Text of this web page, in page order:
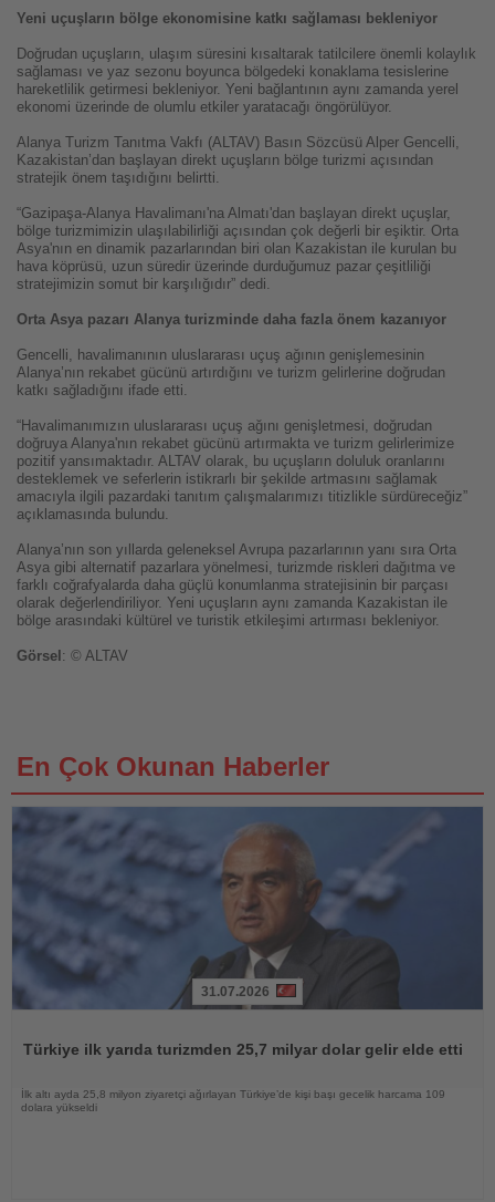
Yeni uçuşların bölge ekonomisine katkı sağlaması bekleniyor
Doğrudan uçuşların, ulaşım süresini kısaltarak tatilcilere önemli kolaylık
sağlaması ve yaz sezonu boyunca bölgedeki konaklama tesislerine
hareketlilik getirmesi bekleniyor. Yeni bağlantının aynı zamanda yerel
ekonomi üzerinde de olumlu etkiler yaratacağı öngörülüyor.
Alanya Turizm Tanıtma Vakfı (ALTAV) Basın Sözcüsü Alper Gencelli,
Kazakistan’dan başlayan direkt uçuşların bölge turizmi açısından
stratejik önem taşıdığını belirtti.
“Gazipaşa-Alanya Havalimanı'na Almatı'dan başlayan direkt uçuşlar,
bölge turizmimizin ulaşılabilirliği açısından çok değerli bir eşiktir. Orta
Asya'nın en dinamik pazarlarından biri olan Kazakistan ile kurulan bu
hava köprüsü, uzun süredir üzerinde durduğumuz pazar çeşitliliği
stratejimizin somut bir karşılığıdır” dedi.
Orta Asya pazarı Alanya turizminde daha fazla önem kazanıyor
Gencelli, havalimanının uluslararası uçuş ağının genişlemesinin
Alanya’nın rekabet gücünü artırdığını ve turizm gelirlerine doğrudan
katkı sağladığını ifade etti.
“Havalimanımızın uluslararası uçuş ağını genişletmesi, doğrudan
doğruya Alanya'nın rekabet gücünü artırmakta ve turizm gelirlerimize
pozitif yansımaktadır. ALTAV olarak, bu uçuşların doluluk oranlarını
desteklemek ve seferlerin istikrarlı bir şekilde artmasını sağlamak
amacıyla ilgili pazardaki tanıtım çalışmalarımızı titizlikle sürdüreceğiz”
açıklamasında bulundu.
Alanya’nın son yıllarda geleneksel Avrupa pazarlarının yanı sıra Orta
Asya gibi alternatif pazarlara yönelmesi, turizmde riskleri dağıtma ve
farklı coğrafyalarda daha güçlü konumlanma stratejisinin bir parçası
olarak değerlendiriliyor. Yeni uçuşların aynı zamanda Kazakistan ile
bölge arasındaki kültürel ve turistik etkileşimi artırması bekleniyor.
Görsel : © ALTAV
En Çok Okunan Haberler
31.07.2026
Türkiye ilk yarıda turizmden 25,7 milyar dolar gelir elde etti
İlk altı ayda 25,8 milyon ziyaretçi ağırlayan Türkiye’de kişi başı gecelik harcama 109
dolara yükseldi